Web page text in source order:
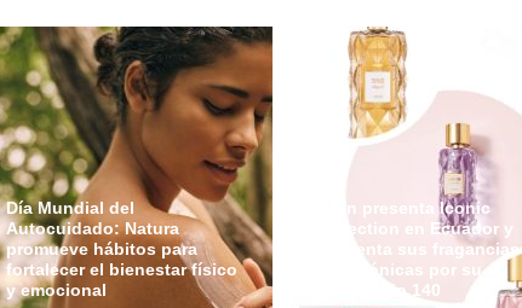
Día Mundial del
Autocuidado: Natura
promueve hábitos para
fortalecer el bienestar físico
y emocional
Avon presenta Iconic
Collection en Ecuador y
reinventa sus fragancias
más icónicas por su
aniversario 140